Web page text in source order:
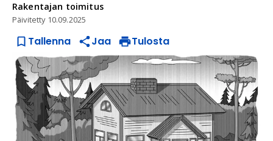
Rakentajan toimitus
Päivitetty 10.09.2025
Tallenna Jaa Tulosta